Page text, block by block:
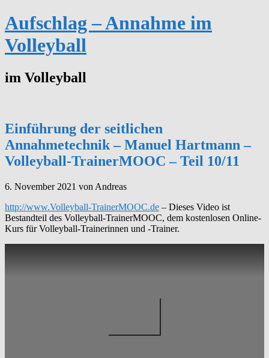
Aufschlag – Annahme im
Volleyball
im Volleyball
Einführung der seitlichen
Annahmetechnik – Manuel Hartmann –
Volleyball-TrainerMOOC – Teil 10/11
6. November 2021 von Andreas
http://www.Volleyball-TrainerMOOC.de – Dieses Video ist
Bestandteil des Volleyball-TrainerMOOC, dem kostenlosen Online-
Kurs für Volleyball-Trainerinnen und -Trainer.